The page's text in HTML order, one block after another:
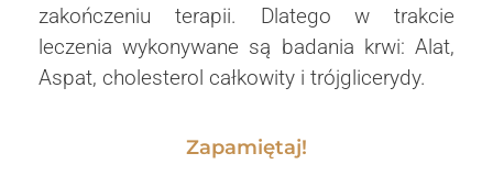
zakończeniu terapii. Dlatego w trakcie
leczenia wykonywane są badania krwi: Alat,
Aspat, cholesterol całkowity i trójglicerydy.
Zapamiętaj!